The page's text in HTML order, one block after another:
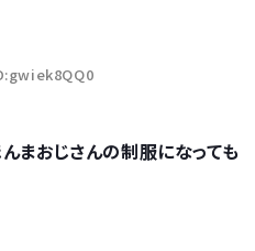
まおじさんの制服になっても